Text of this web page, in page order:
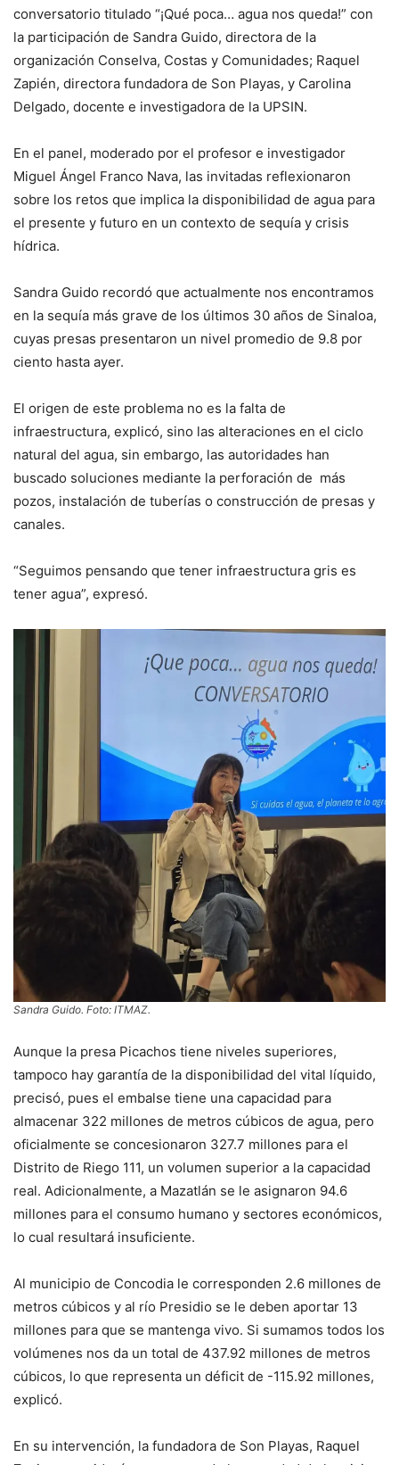
conversatorio titulado “¡Qué poca… agua nos queda!” con
la participación de Sandra Guido, directora de la
organización Conselva, Costas y Comunidades; Raquel
Zapién, directora fundadora de Son Playas, y Carolina
Delgado, docente e investigadora de la UPSIN.
En el panel, moderado por el profesor e investigador
Miguel Ángel Franco Nava, las invitadas reflexionaron
sobre los retos que implica la disponibilidad de agua para
el presente y futuro en un contexto de sequía y crisis
hídrica.
Sandra Guido recordó que actualmente nos encontramos
en la sequía más grave de los últimos 30 años de Sinaloa,
cuyas presas presentaron un nivel promedio de 9.8 por
ciento hasta ayer.
El origen de este problema no es la falta de
infraestructura, explicó, sino las alteraciones en el ciclo
natural del agua, sin embargo, las autoridades han
buscado soluciones mediante la perforación de más
pozos, instalación de tuberías o construcción de presas y
canales.
“Seguimos pensando que tener infraestructura gris es
tener agua”, expresó.
Sandra Guido. Foto: ITMAZ.
Aunque la presa Picachos tiene niveles superiores,
tampoco hay garantía de la disponibilidad del vital líquido,
precisó, pues el embalse tiene una capacidad para
almacenar 322 millones de metros cúbicos de agua, pero
oficialmente se concesionaron 327.7 millones para el
Distrito de Riego 111, un volumen superior a la capacidad
real. Adicionalmente, a Mazatlán se le asignaron 94.6
millones para el consumo humano y sectores económicos,
lo cual resultará insuficiente.
Al municipio de Concodia le corresponden 2.6 millones de
metros cúbicos y al río Presidio se le deben aportar 13
millones para que se mantenga vivo. Si sumamos todos los
volúmenes nos da un total de 437.92 millones de metros
cúbicos, lo que representa un déficit de -115.92 millones,
explicó.
En su intervención, la fundadora de Son Playas, Raquel